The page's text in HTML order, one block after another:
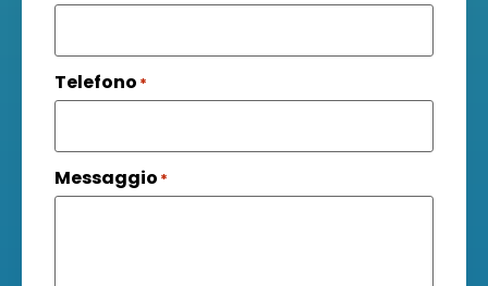
Telefono *
Messaggio *